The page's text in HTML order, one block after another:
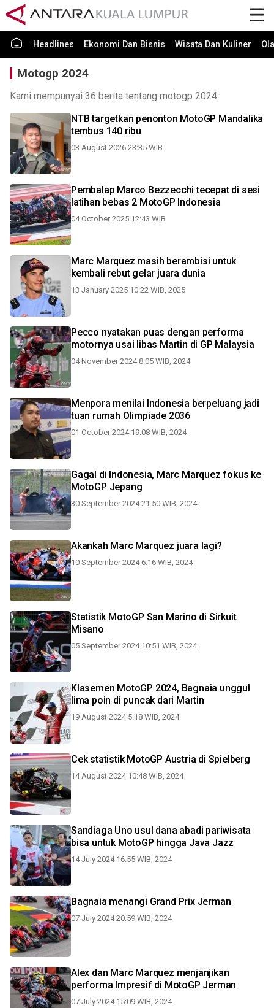
Headlines Ekonomi Dan Bisnis Wisata Dan Kuliner
Motogp 2024
Kami mempunyai 36 berita tentang motogp 2024.
NTB targetkan penonton MotoGP Mandalika
tembus 140 ribu
03 August 2026 23:35 WIB
Pembalap Marco Bezzecchi tecepat di sesi
latihan bebas 2 MotoGP Indonesia
04 October 2025 12:43 WIB
Marc Marquez masih berambisi untuk
kembali rebut gelar juara dunia
13 January 2025 10:22 WIB, 2025
Pecco nyatakan puas dengan performa
motornya usai libas Martin di GP Malaysia
04 November 2024 8:05 WIB, 2024
Menpora menilai Indonesia berpeluang jadi
tuan rumah Olimpiade 2036
01 October 2024 19:08 WIB, 2024
Gagal di Indonesia, Marc Marquez fokus ke
MotoGP Jepang
30 September 2024 21:50 WIB, 2024
Akankah Marc Marquez juara lagi?
10 September 2024 6:16 WIB, 2024
Statistik MotoGP San Marino di Sirkuit
Misano
05 September 2024 10:51 WIB, 2024
Klasemen MotoGP 2024, Bagnaia unggul
lima poin di puncak dari Martin
19 August 2024 5:18 WIB, 2024
Cek statistik MotoGP Austria di Spielberg
14 August 2024 10:48 WIB, 2024
Sandiaga Uno usul dana abadi pariwisata
bisa untuk MotoGP hingga Java Jazz
14 July 2024 16:55 WIB, 2024
Bagnaia menangi Grand Prix Jerman
07 July 2024 20:59 WIB, 2024
Alex dan Marc Marquez menjanjikan
performa Impresif di MotoGP Jerman
07 July 2024 15:09 WIB, 2024